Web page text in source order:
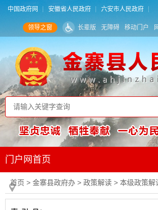
中国政府网 安徽省人民政府 六安市人民政府
领导之窗 长辈版 无障碍 移动门户
门户网首页
首页 > 金寨县政府办 > 政策解读 > 本级政策解